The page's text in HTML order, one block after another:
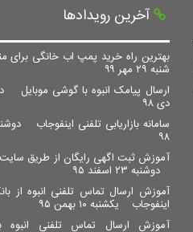
آخرین رویدادها
بهترین راه خرید پمپ اب خانگی برای
شنبه ۲۹ مهر ۹۹
ارسال پیامک انبوه با گوشی موبایل
دی ۹۸
سامانه بازاریابی تلفنی اینفوجاب
۹۸
آموزش ثبت اگهی رایگان از طریق سایت
دوشنبه ۲۳ اسفند ۹۵
آموزش ارسال تماس تلفنی انبوه از
اینفوجاب یکشنبه ۱۰ بهمن ۹۵
آموزش ارسال تماس تلفنی